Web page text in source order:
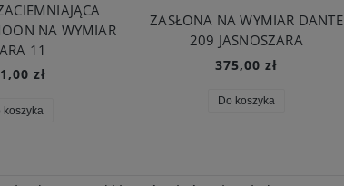
NA WYMIAR
11
zł
koszyka
ZASŁONA NA WYMIAR DANTE
209 JASNOSZARA
375,00 zł
Do koszyka